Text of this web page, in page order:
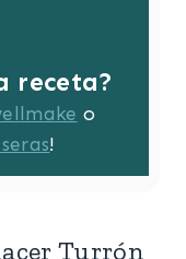
receta?
o
!
Turrón